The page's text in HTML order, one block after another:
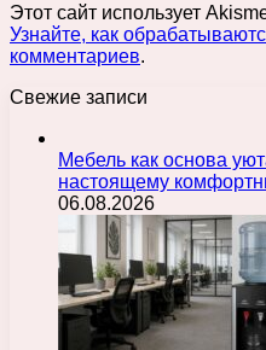
Этот сайт использует
Узнайте, как
комментариев.
Свежие записи
Мебель как основа
настоящему
06.08.2026